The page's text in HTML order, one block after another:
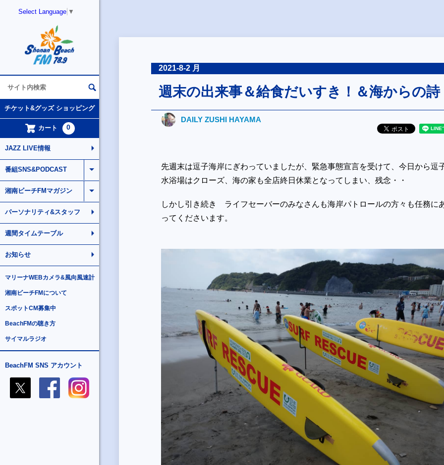
Select Language ▼
チケット&グッズ ショッピング
カート 0
JAZZ LIVE情報
番組SNS&PODCAST
湘南ビーチFMマガジン
パーソナリティ&スタッフ
週間タイムテーブル
お知らせ
マリーナWEBカメラ&風向風速計
湘南ビーチFMについて
スポットCM募集中
BeachFMの聴き方
サイマルラジオ
BeachFM SNS アカウント
2021-8-2 月
週末の出来事＆給食だいすき！＆海からの詩
DAILY ZUSHI HAYAMA
先週末は逗子海岸にぎわっていましたが、緊急事態宣言を受けて、今日から逗
水浴場はクローズ、海の家も全店終日休業となってしまい、残念・・
しかし引き続き ライフセーバーのみなさんも海岸パトロールの方々も任務に
ってくださいます。